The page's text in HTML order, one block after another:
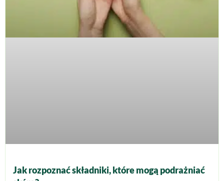
Jak rozpoznać składniki, które mogą podrażniać